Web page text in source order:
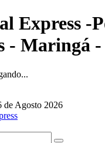
Express -
- Maringá -
de Agosto 2026